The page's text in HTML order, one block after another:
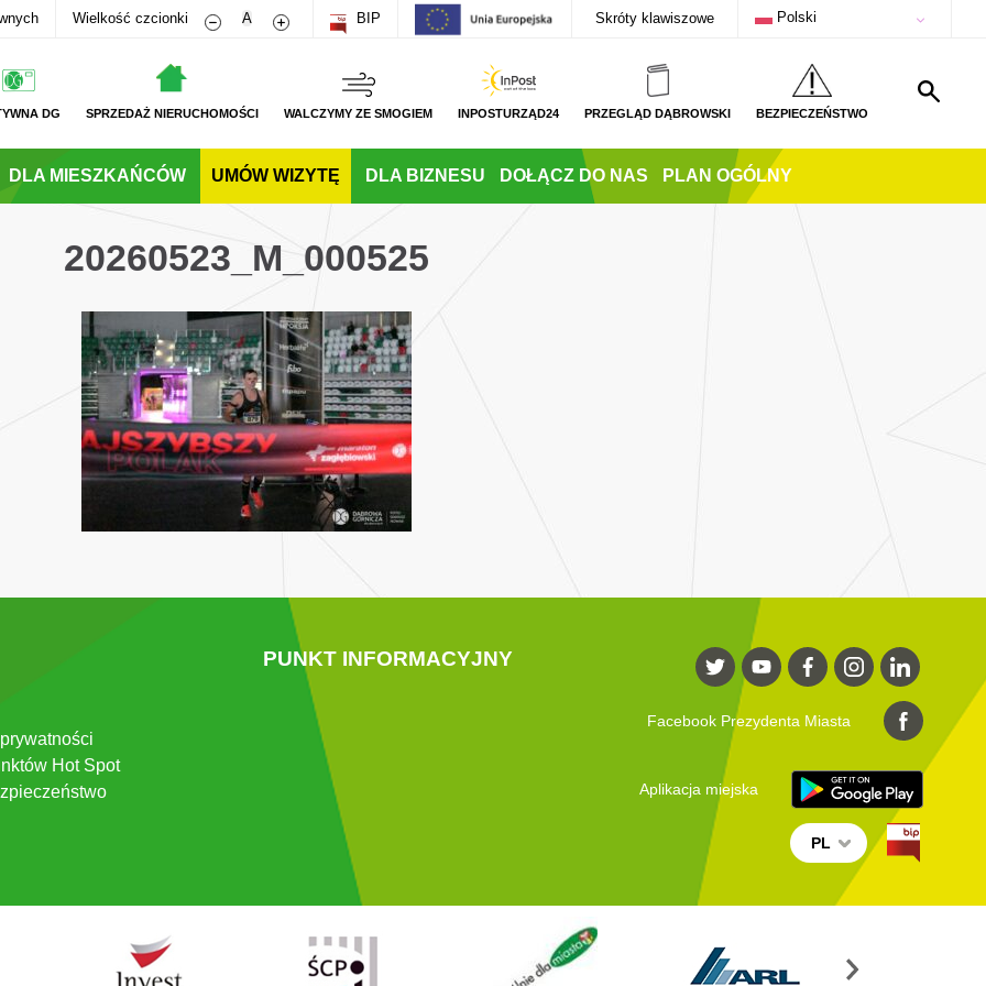
Wielkość czcionki Zmniejsz rozmiar czcionki
A Zwiększ rozmiar czcionki
BIP Skróty klawiszowe Polski
DG SPRZEDAŻ NIERUCHOMOŚCI WALCZYMY ZE SMOGIEM INPOSTURZĄD24 PRZEGLĄD DĄBROWSKI BEZPIECZEŃSTWO
DLA MIESZKAŃCÓW UMÓW WIZYTĘ DLA BIZNESU DOŁĄCZ DO NAS PLAN OGÓLNY
20260523_M_000525
Hot Spot
PUNKT INFORMACYJNY
Facebook Prezydenta Miasta
Aplikacja miejska
PL